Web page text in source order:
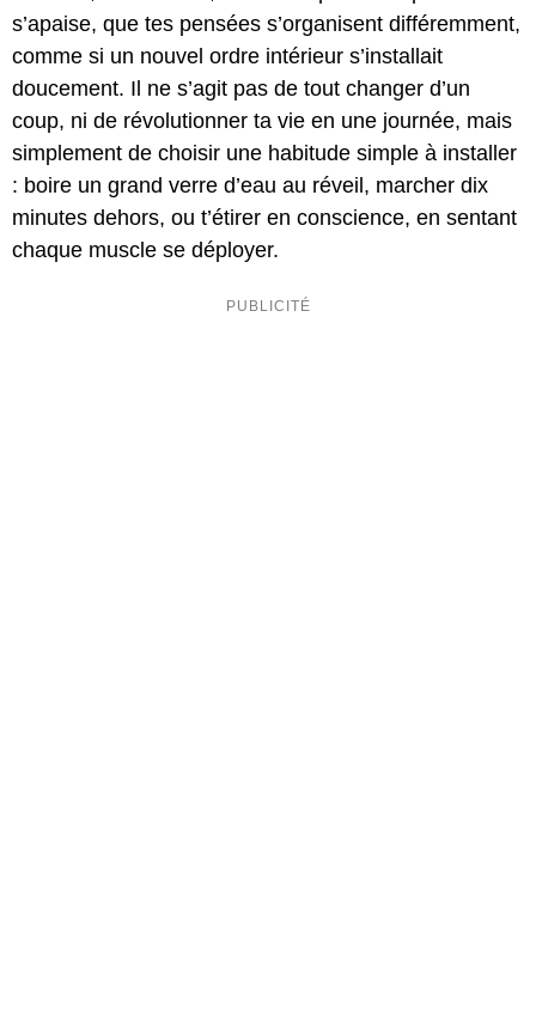
s’apaise, que tes pensées s’organisent différemment,
comme si un nouvel ordre intérieur s’installait
doucement. Il ne s’agit pas de tout changer d’un
coup, ni de révolutionner ta vie en une journée, mais
simplement de choisir une habitude simple à installer
: boire un grand verre d’eau au réveil, marcher dix
minutes dehors, ou t’étirer en conscience, en sentant
chaque muscle se déployer.